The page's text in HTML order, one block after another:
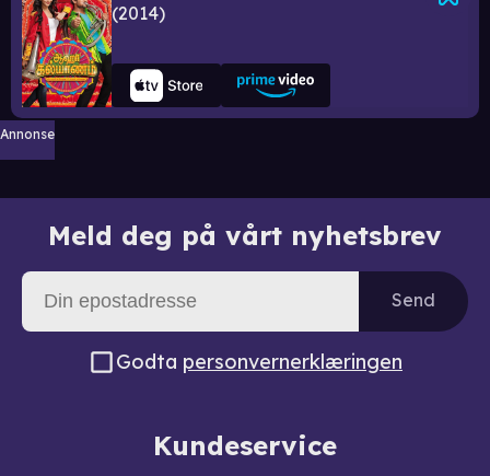
2014
Annonse
Meld deg på vårt nyhetsbrev
Send
Godta personvernerklæringen
Kundeservice